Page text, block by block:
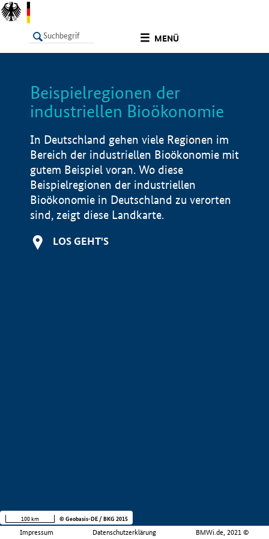
MENÜ
LISTE
Beispielregionen der
industriellen Bioökonomie
In Deutschland gehen viele Regionen im
Bereich der industriellen Bioökonomie mit
gutem Beispiel voran. Wo diese
Beispielregionen der industriellen
Bioökonomie in Deutschland zu verorten
sind, zeigt diese Landkarte.
LOS GEHT'S
Impressum Datenschutzerklärung BMWi.de, 2021 ©
100 km © Geobasis-DE / BKG 2015